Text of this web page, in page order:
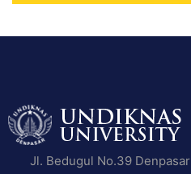
Jl. Bedugul No.39 Denpasar